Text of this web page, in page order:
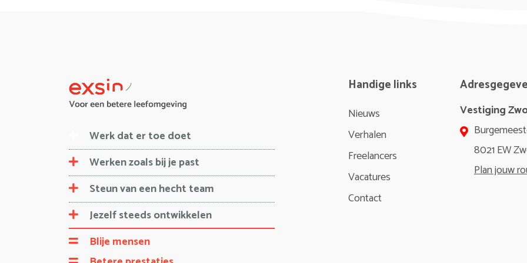
Werk dat er toe doet
Werken zoals bij je past
Steun van een hecht team
Jezelf steeds ontwikkelen
Blije mensen
Handige links
Nieuws
Verhalen
Freelancers
Vacatures
Contact
Vestiging
8021 EW
Plan jouw